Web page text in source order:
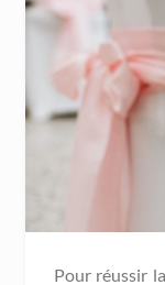
Pour réussir